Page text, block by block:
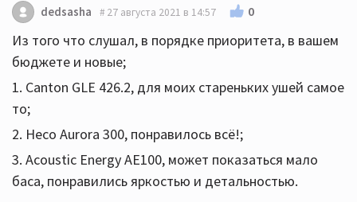
dedsasha 27 августа 2021 в 14:57 0
Из того что слушал, в порядке приоритета, в вашем
бюджете и новые;
1. Canton GLE 426.2, для моих стареньких ушей самое
то;
2. Heco Aurora 300, понравилось всё!;
3. Acoustic Energy AE100, может показаться мало
баса, понравились яркостью и детальностью.